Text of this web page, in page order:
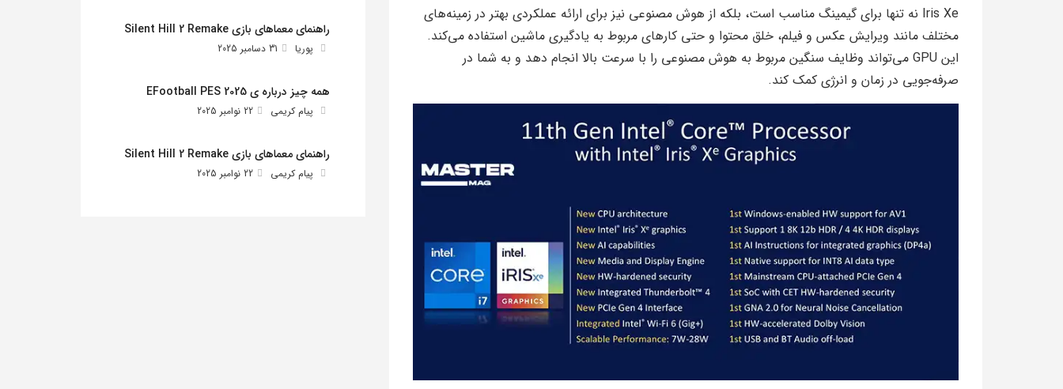
Iris Xe نه تنها برای گیمینگ مناسب است، بلکه از هوش مصنوعی نیز برای ارائه عملکردی بهتر در زمینه‌های
مختلف مانند ویرایش عکس و فیلم، خلق محتوا و حتی کارهای مربوط به یادگیری ماشین استفاده می‌کند.
این GPU می‌تواند وظایف سنگین مربوط به هوش مصنوعی را با سرعت بالا انجام دهد و به شما در
صرفه‌جویی در زمان و انرژی کمک کند.
راهنمای معماهای بازی Silent Hill 2 Remake
پوریا 31 دسامبر 2025
همه چیز درباره ی EFootball PES 2025
پیام کریمی 22 نوامبر 2025
راهنمای معماهای بازی Silent Hill 2 Remake
پیام کریمی 22 نوامبر 2025